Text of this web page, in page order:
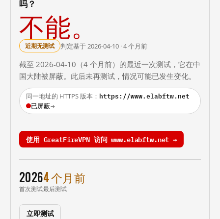
吗？
不能。
近期无测试 判定基于 2026-04-10 · 4 个月前
截至 2026-04-10（4 个月前）的最近一次测试，它在中
国大陆被屏蔽。此后未再测试，情况可能已发生变化。
同一地址的 HTTPS 版本： https://www.elabftw.net
已屏蔽→
使用 GreatFireVPN 访问 www.elabftw.net →
2026
首次测试
4 个月前
最后测试
立即测试